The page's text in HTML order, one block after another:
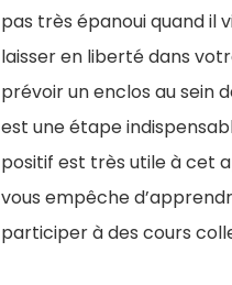
pas très épanoui quand il
laisser en liberté dans
prévoir un enclos au sein
est une étape
positif est très utile à cet
vous empêche
participer à des cours